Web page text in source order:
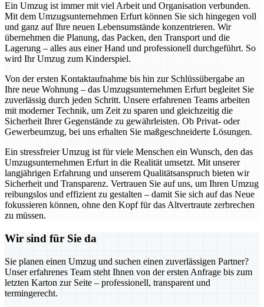
Ein Umzug ist immer mit viel Arbeit und Organisation verbunden.
Mit dem Umzugsunternehmen Erfurt können Sie sich hingegen voll
und ganz auf Ihre neuen Lebensumstände konzentrieren. Wir
übernehmen die Planung, das Packen, den Transport und die
Lagerung – alles aus einer Hand und professionell durchgeführt. So
wird Ihr Umzug zum Kinderspiel.
Von der ersten Kontaktaufnahme bis hin zur Schlüssübergabe an
Ihre neue Wohnung – das Umzugsunternehmen Erfurt begleitet Sie
zuverlässig durch jeden Schritt. Unsere erfahrenen Teams arbeiten
mit moderner Technik, um Zeit zu sparen und gleichzeitig die
Sicherheit Ihrer Gegenstände zu gewährleisten. Ob Privat- oder
Gewerbeumzug, bei uns erhalten Sie maßgeschneiderte Lösungen.
Ein stressfreier Umzug ist für viele Menschen ein Wunsch, den das
Umzugsunternehmen Erfurt in die Realität umsetzt. Mit unserer
langjährigen Erfahrung und unserem Qualitätsanspruch bieten wir
Sicherheit und Transparenz. Vertrauen Sie auf uns, um Ihren Umzug
reibungslos und effizient zu gestalten – damit Sie sich auf das Neue
fokussieren können, ohne den Kopf für das Altvertraute zerbrechen
zu müssen.
Wir sind für Sie da
Sie planen einen Umzug und suchen einen zuverlässigen Partner?
Unser erfahrenes Team steht Ihnen von der ersten Anfrage bis zum
letzten Karton zur Seite – professionell, transparent und
termingerecht.